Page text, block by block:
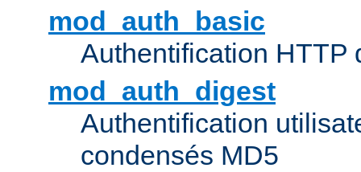
mod_auth_basic
Authentification HTTP
mod_auth_digest
Authentification
condensés MD5